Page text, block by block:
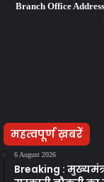
Branch Office
महत्वपूर्ण ख़बरें
6 August 2026
Breaking :